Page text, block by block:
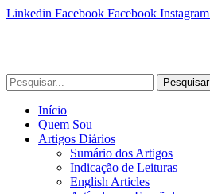
Linkedin Facebook Facebook Instagram
Pesquisar
Início
Quem Sou
Artigos Diários
Sumário dos Artigos
Indicação de Leituras
English Articles